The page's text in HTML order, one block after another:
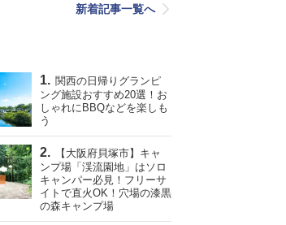
新着記事一覧へ
関西の日帰りグランピ
ング施設おすすめ20選！お
しゃれにBBQなどを楽しも
う
【大阪府貝塚市】キャ
ンプ場「渓流園地」はソロ
キャンパー必見！フリーサ
イトで直火OK！穴場の漆黒
の森キャンプ場